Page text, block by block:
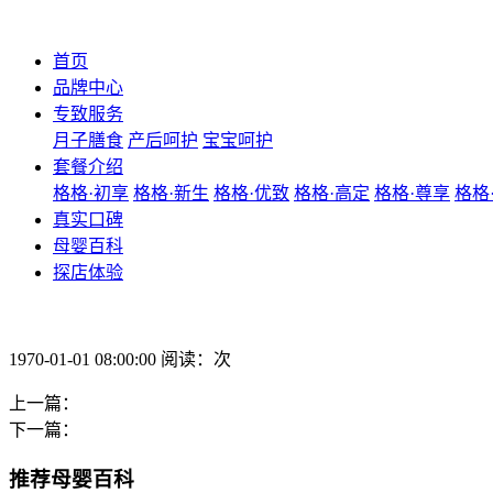
首页
品牌中心
专致服务
月子膳食 产后呵护 宝宝呵护
套餐介绍
格格·初享 格格·新生 格格·优致 格格·高定 格格·尊享 格格
真实口碑
母婴百科
探店体验
1970-01-01 08:00:00 阅读：次
上一篇：
下一篇：
推荐母婴百科